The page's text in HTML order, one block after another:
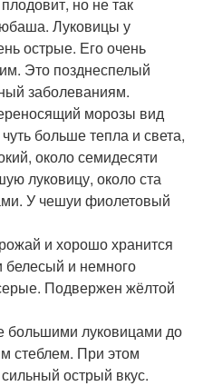
Луковицы у
острые. Его очень
Это позднеспелый
заболеваниям.
морозы вид
больше тепла и света,
около семидесяти
луковицу, около ста
У чешуи фиолетовый
и хорошо хранится
белесый и немного
Подвержен жёлтой
большими луковицами до
стеблем. При этом
острый вкус.